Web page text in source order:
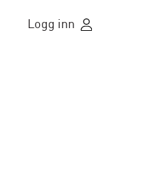
Logg inn